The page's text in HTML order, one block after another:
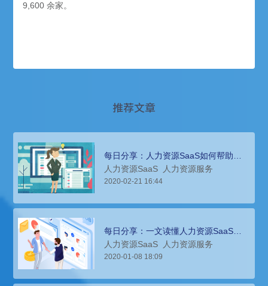
9,600 余家。
推荐文章
每日分享：人力资源SaaS如何帮助企
业进行人才管理？
人力资源SaaS 人力资源服务
2020-02-21 16:44
每日分享：一文读懂人力资源SaaS系
统的工作原理和应用场景
人力资源SaaS 人力资源服务
2020-01-08 18:09